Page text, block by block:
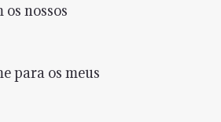
nossos
para os meus